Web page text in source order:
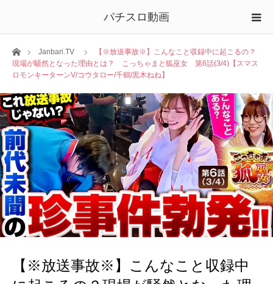
パチスロ動画
ホームJanbari.TV
【※放送事故※】こんなこと収録中に起こるの？
現場が騒然となった理由とは？ こっちゃまと狐巫女 第6話(3/4)【スマス
ロモンキーターンV/コウタロー/千鶴/黒木ねね】
【※放送事故※】こんなこと収録中